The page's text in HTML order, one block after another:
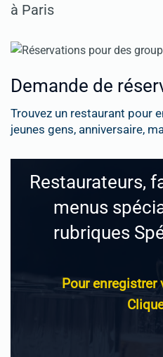
à Paris
Demande de
Trouvez un restaurant pour
jeunes gens, anniversaire,
Restaurateurs,
menus
rubriques
Pour enregistrer